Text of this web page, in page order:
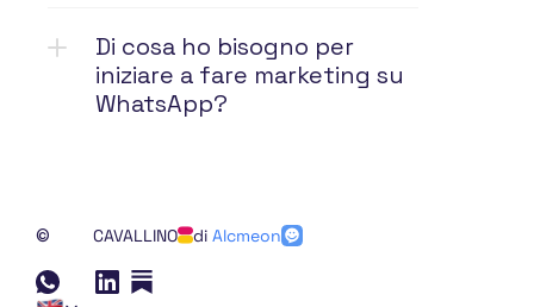
Di cosa ho bisogno per
iniziare a fare marketing su
WhatsApp?
© CAVALLINO di Alcmeon
Select Language